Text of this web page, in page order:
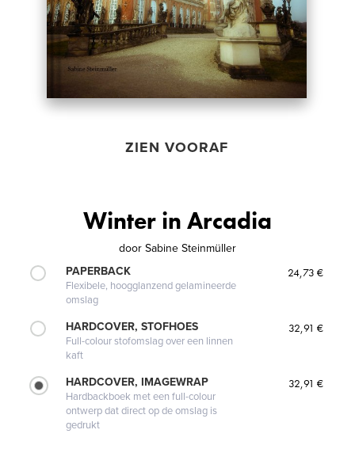
ZIEN VOORAF
Winter in Arcadia
door Sabine Steinmüller
PAPERBACK
Flexibele, hoogglanzend gelamineerde
omslag
24,73 €
HARDCOVER, STOFHOES
Full-colour stofomslag over een linnen
kaft
32,91 €
HARDCOVER, IMAGEWRAP
Hardbackboek met een full-colour
ontwerp dat direct op de omslag is
gedrukt
32,91 €